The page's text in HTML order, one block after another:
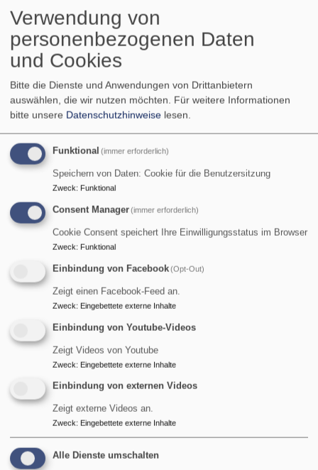
Oboistin ihre
beeindruckende
Virtuosität. Rasche
Läufe, brillante
tänzerischer Eleganz und sichtbarer Spielfreude. Das
Orchester unterstützte sie mit transparentem Klang und
Grundstimmung des Finales voll zur Geltung kam.
Der lang anhaltende Beifall der Gottesdienstbesucher
bestätigte den nachhaltigen Eindruck dieser Aufführung.
Mozart-Interpretin, deren klangliche Raffinesse,
technische Souveränität und musikalische Reife das
Oboenkonzert KV 314 zu einem besonderen
Konzerterlebnis machten. Gemeinsam mit dem
Kammerorchester Markt Schwaben/Poing gelang eine
überzeugende Interpretation dieses Meisterwerks.
Schön war's!
Verwendung von
personenbezogenen Daten
und Cookies
Bitte die Dienste und Anwendungen von Drittanbietern
auswählen, die wir nutzen möchten. Für weitere Informationen
bitte unsere Datenschutzhinweise lesen.
Funktional (immer erforderlich)
Speichern von Daten: Cookie für die Benutzersitzung
Zweck: Funktional
Consent Manager(immer erforderlich)
Cookie Consent speichert Ihre Einwilligungsstatus im Browser
Zweck: Funktional
Einbindung von Facebook(Opt-Out)
Zeigt einen Facebook-Feed an.
Zweck: Eingebettete externe Inhalte
Einbindung von Youtube-Videos
Zeigt Videos von Youtube
Zweck: Eingebettete externe Inhalte
Einbindung von externen Videos
Zeigt externe Videos an.
Zweck: Eingebettete externe Inhalte
Alle Dienste umschalten